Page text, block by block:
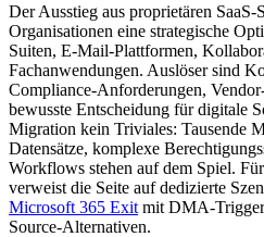
Der Ausstieg aus proprietären
Organisationen eine strategische
Suiten, E-Mail-Plattformen,
Fachanwendungen. Auslöser sind
Compliance-Anforderungen,
bewusste Entscheidung für digitale
Migration kein Triviales: Tausende
Datensätze, komplexe
Workflows stehen auf dem Spiel.
verweist die Seite auf dedizierte
Microsoft 365 Exit mit DMA-
Source-Alternativen.